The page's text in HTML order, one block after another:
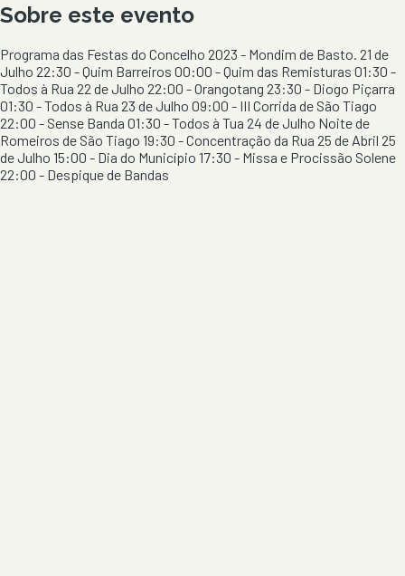
Sobre este evento
Programa das Festas do Concelho 2023 - Mondim de Basto. 21 de
Julho 22:30 - Quim Barreiros 00:00 - Quim das Remisturas 01:30 -
Todos à Rua 22 de Julho 22:00 - Orangotang 23:30 - Diogo Piçarra
01:30 - Todos à Rua 23 de Julho 09:00 - III Corrida de São Tiago
22:00 - Sense Banda 01:30 - Todos à Tua 24 de Julho Noite de
Romeiros de São Tiago 19:30 - Concentração da Rua 25 de Abril 25
de Julho 15:00 - Dia do Município 17:30 - Missa e Procissão Solene
22:00 - Despique de Bandas